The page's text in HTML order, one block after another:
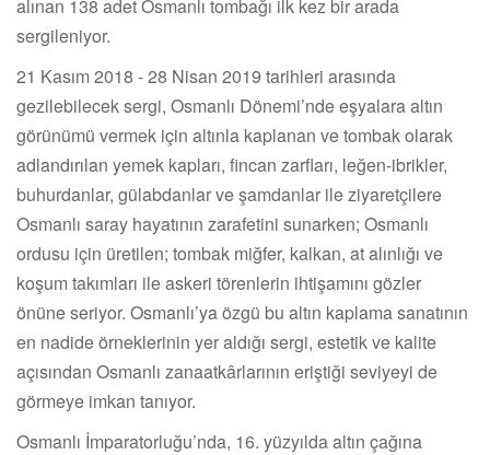
alınan 138 adet Osmanlı tombağı ilk kez bir arada
sergileniyor.
21 Kasım 2018 - 28 Nisan 2019 tarihleri arasında
gezilebilecek sergi, Osmanlı Dönemi’nde eşyalara altın
görünümü vermek için altınla kaplanan ve tombak olarak
adlandırılan yemek kapları, fincan zarfları, leğen-ibrikler,
buhurdanlar, gülabdanlar ve şamdanlar ile ziyaretçilere
Osmanlı saray hayatının zarafetini sunarken; Osmanlı
ordusu için üretilen; tombak miğfer, kalkan, at alınlığı ve
koşum takımları ile askeri törenlerin ihtişamını gözler
önüne seriyor. Osmanlı’ya özgü bu altın kaplama sanatının
en nadide örneklerinin yer aldığı sergi, estetik ve kalite
açısından Osmanlı zanaatkârlarının eriştiği seviyeyi de
görmeye imkan tanıyor.
Osmanlı İmparatorluğu’nda, 16. yüzyılda altın çağına